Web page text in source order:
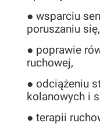
● wsparciu
poruszaniu się,
● poprawie
ruchowej,
● odciążeniu
kolanowych i
● terapii